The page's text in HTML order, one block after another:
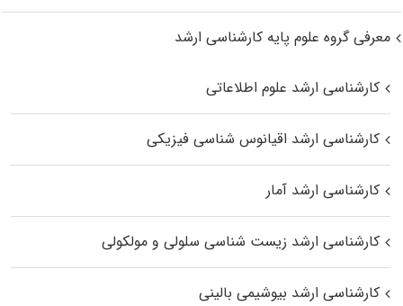
معرفی گروه علوم پایه کارشناسی ارشد
کارشناسی ارشد علوم اطلاعاتی
کارشناسی ارشد اقیانوس‌ شناسی فیزیکی
کارشناسی ارشد آمار
کارشناسی ارشد زیست شناسی سلولی و مولکولی
کارشناسی ارشد بیوشیمی بالینی